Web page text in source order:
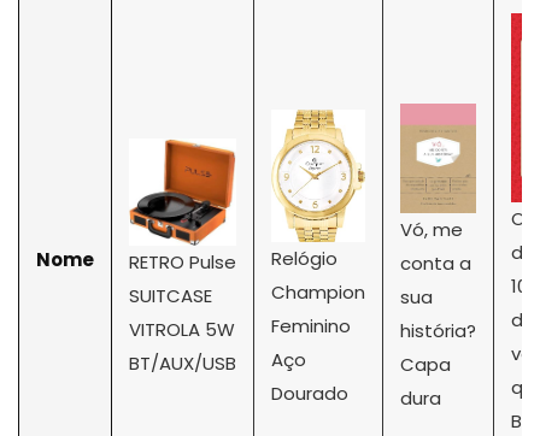
Nome
RETRO Pulse
SUITCASE
VITROLA 5W
BT/AUX/USB
Relógio
Champion
Feminino
Aço
Dourado
Vó, me
conta a
sua
história?
Capa
dura
O
da